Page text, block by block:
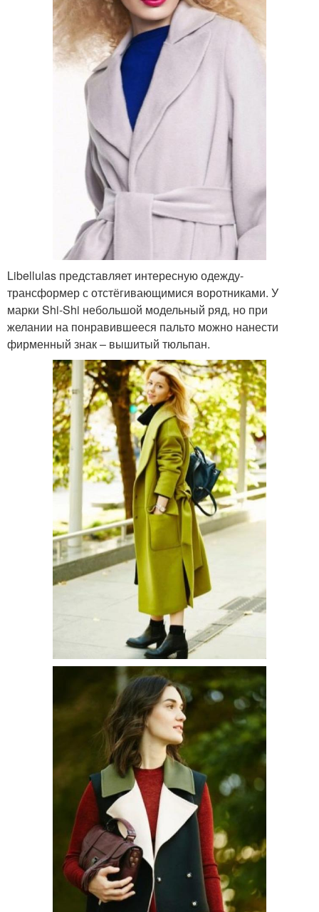
Libellulas представляет интересную одежду-
трансформер с отстёгивающимися воротниками. У
марки Shi-Shi небольшой модельный ряд, но при
желании на понравившееся пальто можно нанести
фирменный знак – вышитый тюльпан.